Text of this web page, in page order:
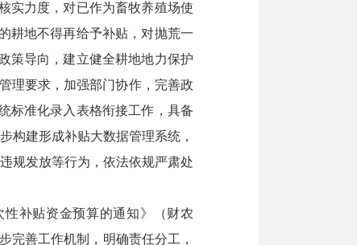
实力度，对已作为畜牧养殖场使
耕地不得再给予补贴，对抛荒一
策导向，建立健全耕地地力保护
理要求，加强部门协作，完善政
标准化录入表格衔接工作，具备
构建形成补贴大数据管理系统，
规发放等行为，依法依规严肃处
补贴资金预算的通知》（财农
完善工作机制，明确责任分工，